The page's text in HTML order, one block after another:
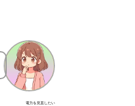
電力を見直したい